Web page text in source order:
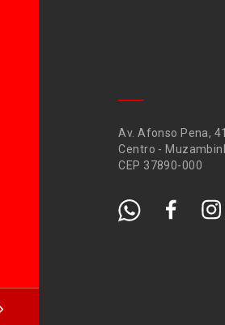
Av. Afonso Pena,
Centro -
CEP 37890-000